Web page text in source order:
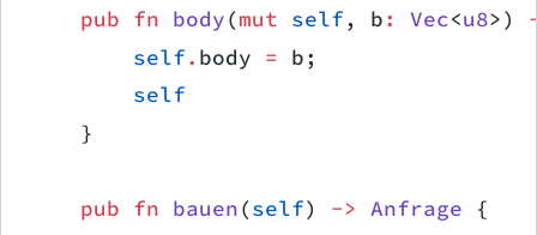
    pub
fn body(mut self, b: Vec<u8>)
        self
. body = b;
        self
    }
    pub
fn bauen(self) -> Anfrage {